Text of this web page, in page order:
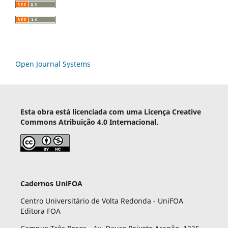
Open Journal Systems
Esta obra está licenciada com uma Licença Creative
Commons Atribuição 4.0 Internacional.
Cadernos UniFOA
Centro Universitário de Volta Redonda - UniFOA
Editora FOA